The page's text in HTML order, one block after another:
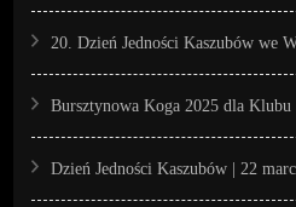
20. Dzień Jedności Kaszubów we
Bursztynowa Koga 2025 dla
Dzień Jedności Kaszubów | 22